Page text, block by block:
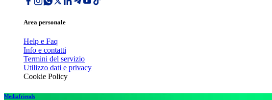
Area personale
Help e Faq
Info e contatti
Termini del servizio
Utilizzo dati e privacy
Cookie Policy
Mediafriends